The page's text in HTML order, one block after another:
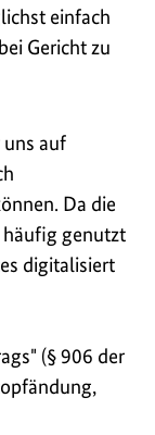
einfach
Gericht zu
auf
Da die
genutzt
digitalisiert
(§ 906 der